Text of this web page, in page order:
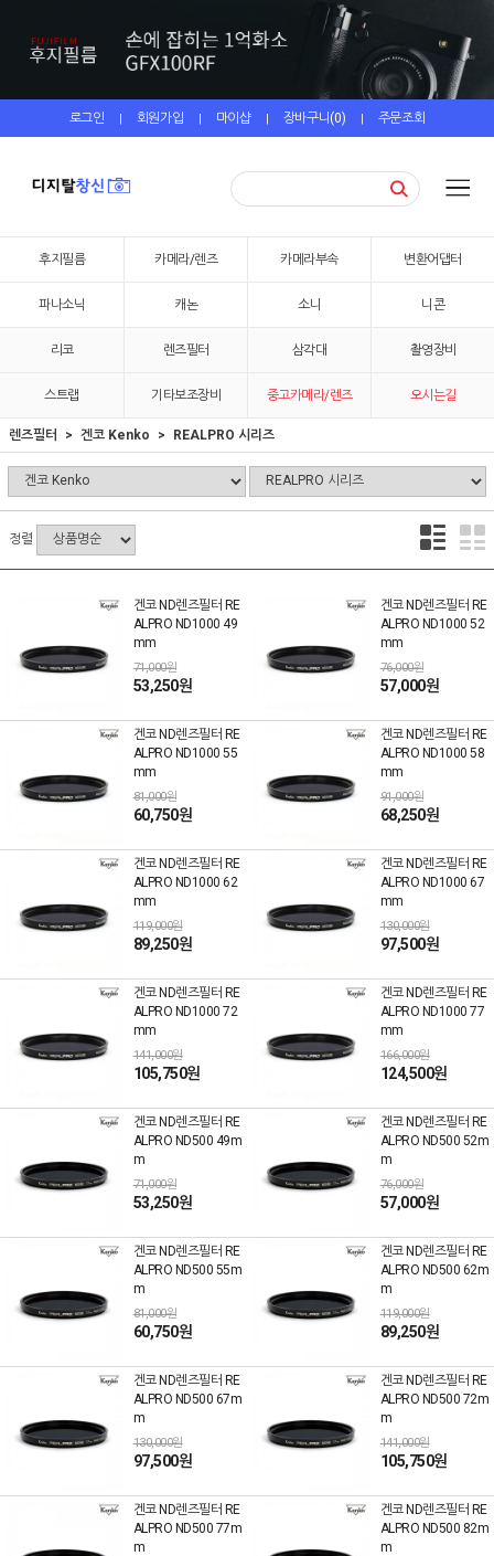
로그인 | 회원가입 | 마이샵 | 장바구니(0) | 주문조회
후지필름 카메라/렌즈 카메라부속 변환어댑터
파나소닉 캐논 소니 니콘
리코 렌즈필터 삼각대 촬영장비
스트랩 기타보조장비 중고카메라/렌즈 오시는길
렌즈필터 겐코 Kenko REALPRO 시리즈
정렬
겐코 ND렌즈필터 RE
ALPRO ND1000 49
mm
71,000원
53,250원
겐코 ND렌즈필터 RE
ALPRO ND1000 52
mm
76,000원
57,000원
겐코 ND렌즈필터 RE
ALPRO ND1000 55
mm
81,000원
60,750원
겐코 ND렌즈필터 RE
ALPRO ND1000 58
mm
91,000원
68,250원
겐코 ND렌즈필터 RE
ALPRO ND1000 62
mm
119,000원
89,250원
겐코 ND렌즈필터 RE
ALPRO ND1000 67
mm
130,000원
97,500원
겐코 ND렌즈필터 RE
ALPRO ND1000 72
mm
141,000원
105,750원
겐코 ND렌즈필터 RE
ALPRO ND1000 77
mm
166,000원
124,500원
겐코 ND렌즈필터 RE
ALPRO ND500 49m
m
71,000원
53,250원
겐코 ND렌즈필터 RE
ALPRO ND500 52m
m
76,000원
57,000원
겐코 ND렌즈필터 RE
ALPRO ND500 55m
m
81,000원
60,750원
겐코 ND렌즈필터 RE
ALPRO ND500 62m
m
119,000원
89,250원
겐코 ND렌즈필터 RE
ALPRO ND500 67m
m
130,000원
97,500원
겐코 ND렌즈필터 RE
ALPRO ND500 72m
m
141,000원
105,750원
겐코 ND렌즈필터 RE
ALPRO ND500 77m
m
겐코 ND렌즈필터 RE
ALPRO ND500 82m
m